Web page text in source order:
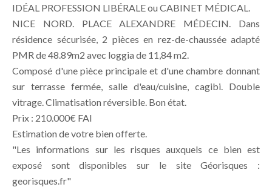
IDÉAL PROFESSION LIBÉRALE ou CABINET MÉDICAL.
NICE NORD. PLACE ALEXANDRE MÉDECIN. Dans
résidence sécurisée, 2 pièces en rez-de-chaussée adapté
PMR de 48.89m2 avec loggia de 11,84 m2.
Composé d'une pièce principale et d'une chambre donnant
sur terrasse fermée, salle d'eau/cuisine, cagibi. Double
vitrage. Climatisation réversible. Bon état.
Prix : 210.000€ FAI
Estimation de votre bien offerte.
"Les informations sur les risques auxquels ce bien est
exposé sont disponibles sur le site Géorisques :
georisques.fr"